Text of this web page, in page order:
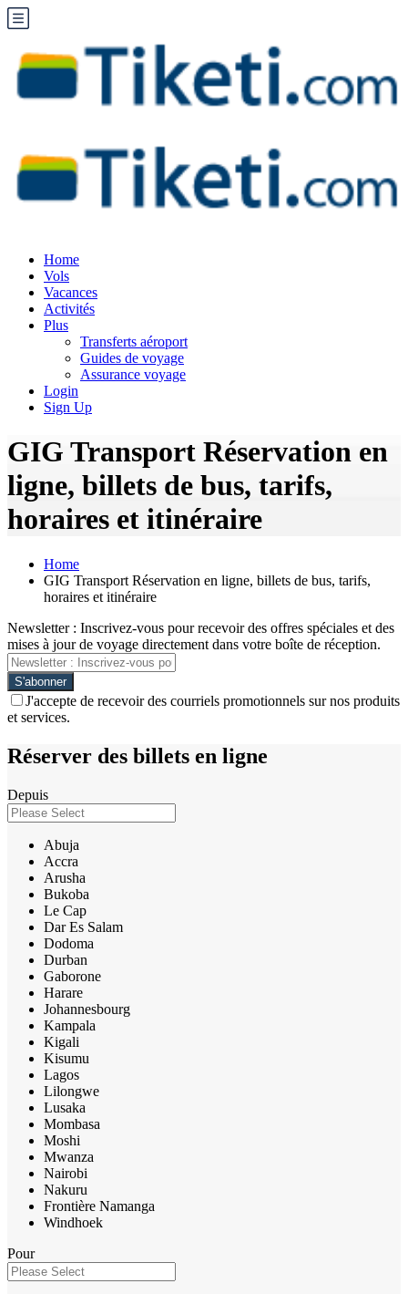
Home
Vols
Vacances
Activités
Plus
Transferts aéroport
Guides de voyage
Assurance voyage
Login
Sign Up
GIG Transport Réservation en
ligne, billets de bus, tarifs,
horaires et itinéraire
Home
GIG Transport Réservation en ligne, billets de bus, tarifs,
horaires et itinéraire
Newsletter : Inscrivez-vous pour recevoir des offres spéciales et des
mises à jour de voyage directement dans votre boîte de réception.
J'accepte de recevoir des courriels promotionnels sur nos produits
et services.
Réserver des billets en ligne
Depuis
Abuja
Accra
Arusha
Bukoba
Le Cap
Dar Es Salam
Dodoma
Durban
Gaborone
Harare
Johannesbourg
Kampala
Kigali
Kisumu
Lagos
Lilongwe
Lusaka
Mombasa
Moshi
Mwanza
Nairobi
Nakuru
Frontière Namanga
Windhoek
Pour